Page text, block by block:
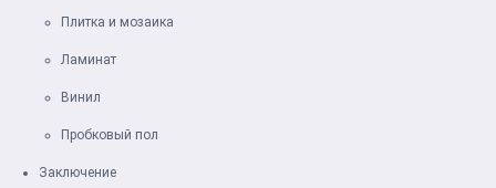
Плитка и мозаика
Ламинат
Винил
Пробковый пол
Заключение